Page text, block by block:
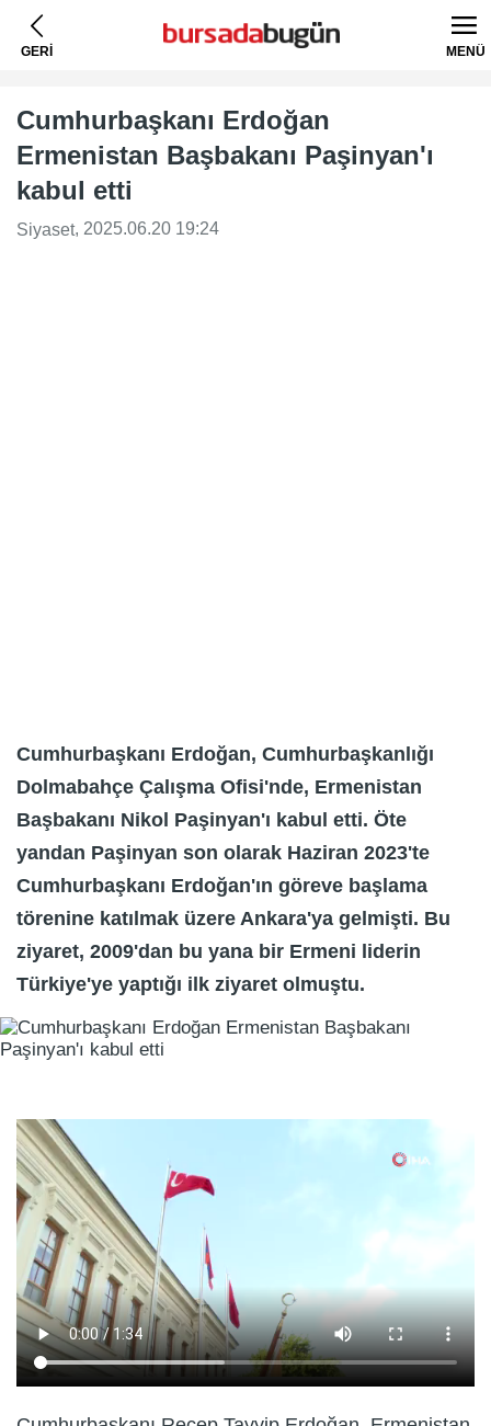
GERİ MENÜ
Cumhurbaşkanı Erdoğan
Ermenistan Başbakanı Paşinyan'ı
kabul etti
Siyaset, 2025.06.20 19:24
Cumhurbaşkanı Erdoğan, Cumhurbaşkanlığı
Dolmabahçe Çalışma Ofisi'nde, Ermenistan
Başbakanı Nikol Paşinyan'ı kabul etti. Öte
yandan Paşinyan son olarak Haziran 2023'te
Cumhurbaşkanı Erdoğan'ın göreve başlama
törenine katılmak üzere Ankara'ya gelmişti. Bu
ziyaret, 2009'dan bu yana bir Ermeni liderin
Türkiye'ye yaptığı ilk ziyaret olmuştu.